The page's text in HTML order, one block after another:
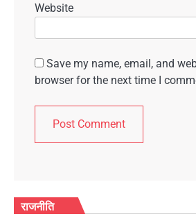
Website
Save my name, email, and
browser for the next time I
राजनीति